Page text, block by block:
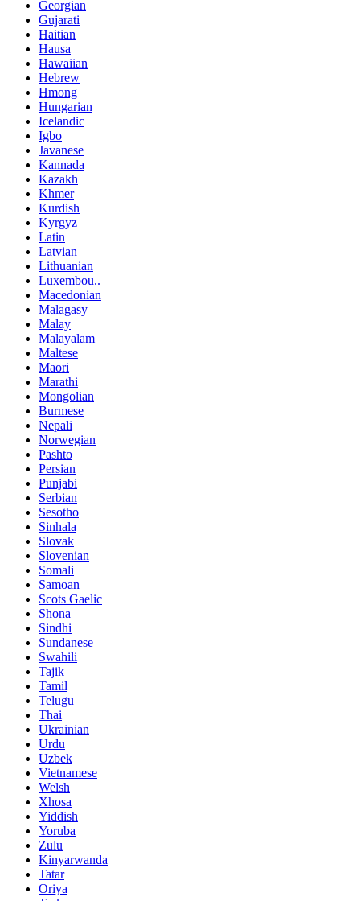
Georgian
Gujarati
Haitian
Hausa
Hawaiian
Hebrew
Hmong
Hungarian
Icelandic
Igbo
Javanese
Kannada
Kazakh
Khmer
Kurdish
Kyrgyz
Latin
Latvian
Lithuanian
Luxembou..
Macedonian
Malagasy
Malay
Malayalam
Maltese
Maori
Marathi
Mongolian
Burmese
Nepali
Norwegian
Pashto
Persian
Punjabi
Serbian
Sesotho
Sinhala
Slovak
Slovenian
Somali
Samoan
Scots Gaelic
Shona
Sindhi
Sundanese
Swahili
Tajik
Tamil
Telugu
Thai
Ukrainian
Urdu
Uzbek
Vietnamese
Welsh
Xhosa
Yiddish
Yoruba
Zulu
Kinyarwanda
Tatar
Oriya